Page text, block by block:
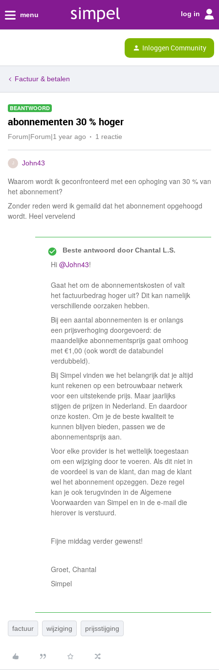
menu log in
Inloggen Community
Factuur & betalen
BEANTWOORD
abonnementen 30 % hoger
Forum|Forum|1 year ago 1 reactie
J John43
Waarom wordt ik geconfronteerd met een ophoging van 30 % van
het abonnement?
Zonder reden werd ik gemaild dat het abonnement opgehoogd
wordt. Heel vervelend
Beste antwoord doorChantal L.S.
Hi ​ @John43!
Gaat het om de abonnementskosten of valt
het factuurbedrag hoger uit? Dit kan namelijk
verschillende oorzaken hebben.
Bij een aantal abonnementen is er onlangs
een prijsverhoging doorgevoerd: de
maandelijke abonnementsprijs gaat omhoog
met €1,00 (ook wordt de databundel
verdubbeld).
Bij Simpel vinden we het belangrijk dat je altijd
kunt rekenen op een betrouwbaar netwerk
voor een uitstekende prijs. Maar jaarlijks
stijgen de prijzen in Nederland. En daardoor
onze kosten. Om je de beste kwaliteit te
kunnen blijven bieden, passen we de
abonnementsprijs aan.
Voor elke provider is het wettelijk toegestaan
om een wijziging door te voeren. Als dit niet in
de voordeel is van de klant, dan mag de klant
wel het abonnement opzeggen. Deze regel
kan je ook terugvinden in de Algemene
Voorwaarden van Simpel en in de e-mail die
hierover is verstuurd.
Fijne middag verder gewenst!
Groet, Chantal
Simpel
factuur wijziging prijsstijging